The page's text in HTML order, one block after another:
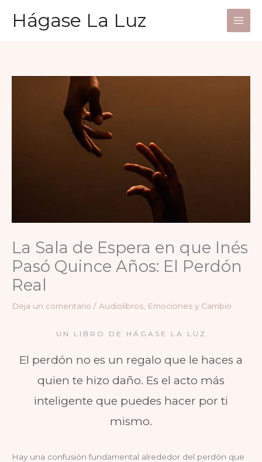
Hágase La Luz
La Sala de Espera en que Inés
Pasó Quince Años: El Perdón
Real
Deja un comentario / Audiolibros Emociones y Cambio
UN LIBRO DE HÁGASE LA LUZ
El perdón no es un regalo que le haces a
quien te hizo daño. Es el acto más
inteligente que puedes hacer por ti
mismo.
Hay una confusión fundamental alrededor del perdón que